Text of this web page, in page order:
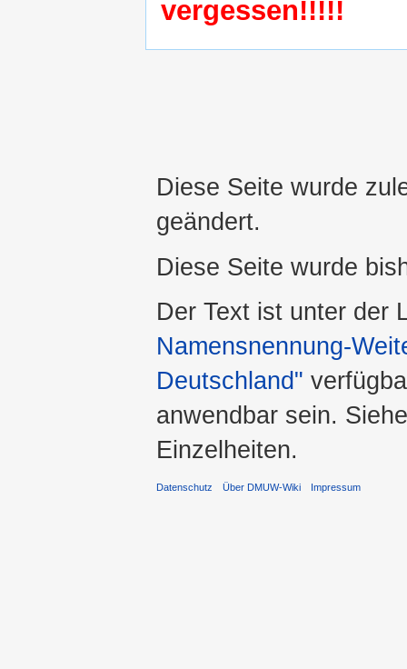
vergessen!!!!!
Diese Seite wurde
geändert.
Diese Seite wurde
Der Text ist unter der
Namensnennung-
Deutschland"
anwendbar sein.
Einzelheiten.
Datenschutz Über DMUW-Wiki Impressum